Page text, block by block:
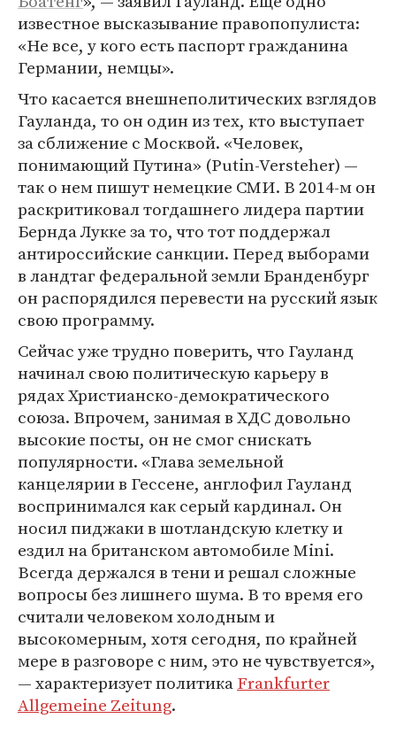
известное высказывание правопопулиста:
«Не все, у кого есть паспорт гражданина
Германии, немцы».
Что касается внешнеполитических взглядов
Гауланда, то он один из тех, кто выступает
за сближение с Москвой. «Человек,
понимающий Путина» (Putin-Versteher) —
так о нем пишут немецкие СМИ. В 2014-м он
раскритиковал тогдашнего лидера партии
Бернда Лукке за то, что тот поддержал
антироссийские санкции. Перед выборами
в ландтаг федеральной земли Бранденбург
он распорядился перевести на русский язык
свою программу.
Сейчас уже трудно поверить, что Гауланд
начинал свою политическую карьеру в
рядах Христианско-демократического
союза. Впрочем, занимая в ХДС довольно
высокие посты, он не смог снискать
популярности. «Глава земельной
канцелярии в Гессене, англофил Гауланд
воспринимался как серый кардинал. Он
носил пиджаки в шотландскую клетку и
ездил на британском автомобиле Mini.
Всегда держался в тени и решал сложные
вопросы без лишнего шума. В то время его
считали человеком холодным и
высокомерным, хотя сегодня, по крайней
мере в разговоре с ним, это не чувствуется»,
— характеризует политикаFrankfurter
Allgemeine Zeitung.